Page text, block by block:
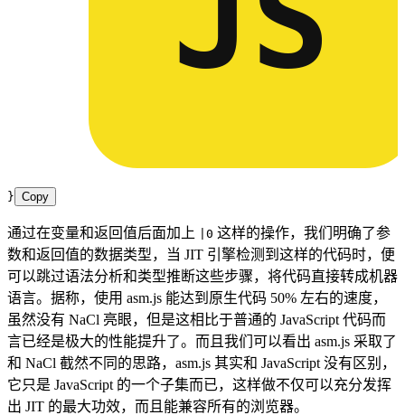
} Copy
通过在变量和返回值后面加上 |0 这样的操作，我们明确了参
数和返回值的数据类型，当 JIT 引擎检测到这样的代码时，便
可以跳过语法分析和类型推断这些步骤，将代码直接转成机器
语言。据称，使用 asm.js 能达到原生代码 50% 左右的速度，
虽然没有 NaCl 亮眼，但是这相比于普通的 JavaScript 代码而
言已经是极大的性能提升了。而且我们可以看出 asm.js 采取了
和 NaCl 截然不同的思路，asm.js 其实和 JavaScript 没有区别，
它只是 JavaScript 的一个子集而已，这样做不仅可以充分发挥
出 JIT 的最大功效，而且能兼容所有的浏览器。